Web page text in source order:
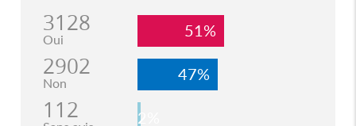
3128
Oui 51%
2902
Non 47%
112 2%